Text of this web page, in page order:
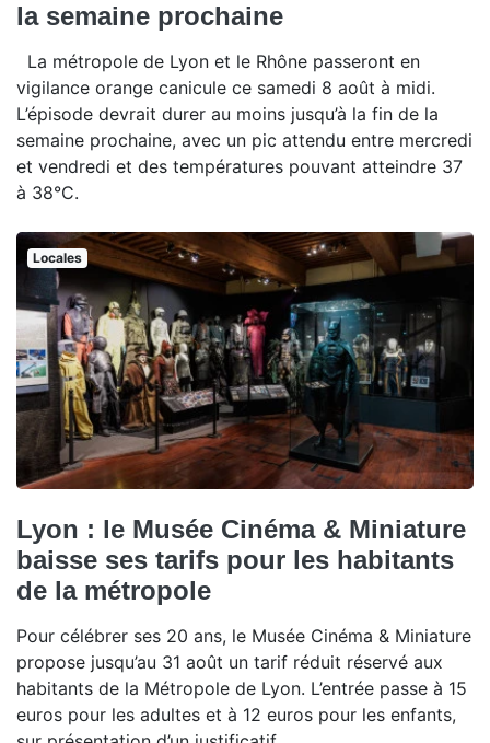
la semaine prochaine
La métropole de Lyon et le Rhône passeront en
vigilance orange canicule ce samedi 8 août à midi.
L’épisode devrait durer au moins jusqu’à la fin de la
semaine prochaine, avec un pic attendu entre mercredi
et vendredi et des températures pouvant atteindre 37
à 38°C.
Locales
Lyon : le Musée Cinéma & Miniature
baisse ses tarifs pour les habitants
de la métropole
Pour célébrer ses 20 ans, le Musée Cinéma & Miniature
propose jusqu’au 31 août un tarif réduit réservé aux
habitants de la Métropole de Lyon. L’entrée passe à 15
euros pour les adultes et à 12 euros pour les enfants,